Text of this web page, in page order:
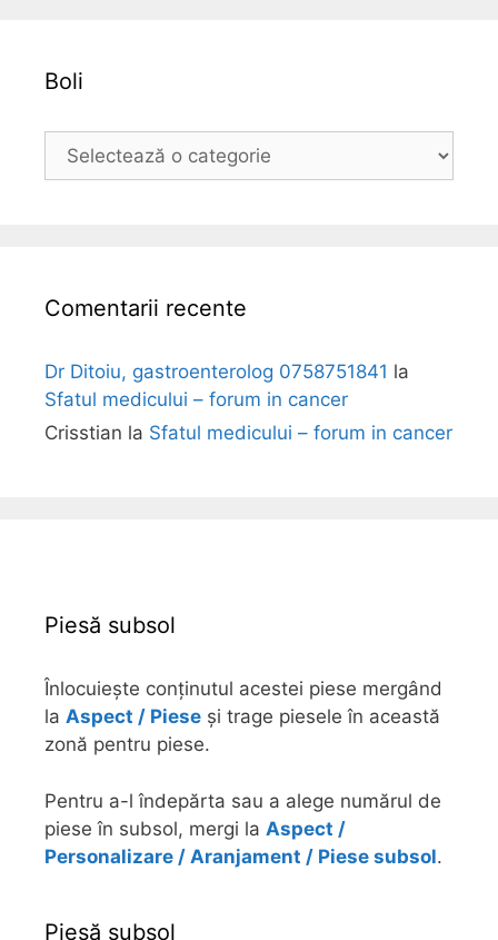
Boli
Comentarii recente
Dr Ditoiu, gastroenterolog 0758751841 la
Sfatul medicului – forum in cancer
Crisstian la Sfatul medicului – forum in cancer
Piesă subsol
Înlocuiește conținutul acestei piese mergând
la Aspect / Piese și trage piesele în această
zonă pentru piese.
Pentru a-l îndepărta sau a alege numărul de
piese în subsol, mergi la Aspect /
Personalizare / Aranjament / Piese subsol.
Piesă subsol